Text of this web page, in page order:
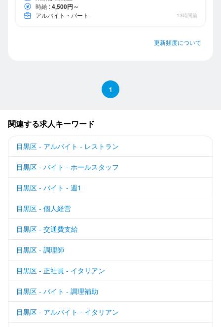
時給 :4,500円～
アルバイト・パート 13時間前
更新頻度について
1
関連する求人キーワード
目黒区 - アルバイト - レストラン
目黒区 - バイト - ホールスタッフ
目黒区 - バイト - 週1
目黒区 - 個人経営
目黒区 - 交通費支給
目黒区 - 調理師
目黒区 - 正社員 - イタリアン
目黒区 - バイト - 調理補助
目黒区 - アルバイト - イタリアン